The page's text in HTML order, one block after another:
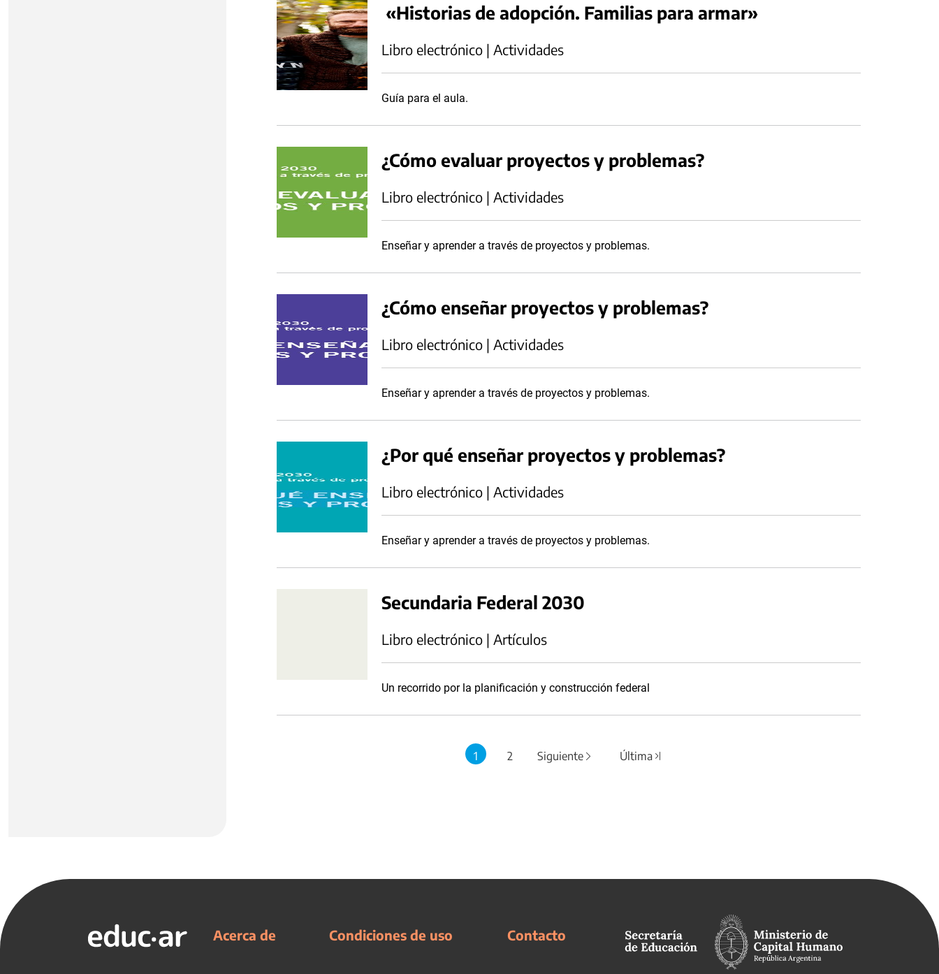
«Historias de adopción. Familias para armar»
Libro electrónico | Actividades
Guía para el aula.
¿Cómo evaluar proyectos y problemas?
Libro electrónico | Actividades
Enseñar y aprender a través de proyectos y problemas.
¿Cómo enseñar proyectos y problemas?
Libro electrónico | Actividades
Enseñar y aprender a través de proyectos y problemas.
¿Por qué enseñar proyectos y problemas?
Libro electrónico | Actividades
Enseñar y aprender a través de proyectos y problemas.
Secundaria Federal 2030
Libro electrónico | Artículos
Un recorrido por la planificación y construcción federal
1 2 Siguiente Última
Acerca de Condiciones de uso Contacto